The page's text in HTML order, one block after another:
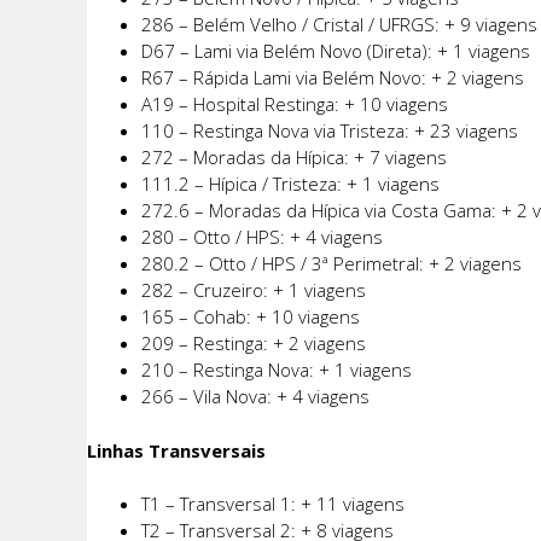
286 – Belém Velho / Cristal / UFRGS: + 9 viagens
D67 – Lami via Belém Novo (Direta): + 1 viagens
R67 – Rápida Lami via Belém Novo: + 2 viagens
A19 – Hospital Restinga: + 10 viagens
110 – Restinga Nova via Tristeza: + 23 viagens
272 – Moradas da Hípica: + 7 viagens
111.2 – Hípica / Tristeza: + 1 viagens
272.6 – Moradas da Hípica via Costa Gama: + 2
280 – Otto / HPS: + 4 viagens
280.2 – Otto / HPS / 3ª Perimetral: + 2 viagens
282 – Cruzeiro: + 1 viagens
165 – Cohab: + 10 viagens
209 – Restinga: + 2 viagens
210 – Restinga Nova: + 1 viagens
266 – Vila Nova: + 4 viagens
Linhas Transversais
T1 – Transversal 1: + 11 viagens
T2 – Transversal 2: + 8 viagens